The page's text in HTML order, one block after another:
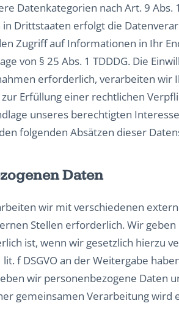
Datenkategorien nach Art. 9
Drittstaaten erfolgt die
Zugriff auf Informationen in Ihr
von § 25 Abs. 1 TDDDG. Die
erforderlich, verarbeiten wir
Erfüllung einer rechtlichen
unseres berechtigten
folgenden Absätzen dieser
Daten
wir mit verschiedenen
Stellen erforderlich. Wir
ist, wenn wir gesetzlich hierzu
f DSGVO an der Weitergabe
wir personenbezogene Daten
gemeinsamen Verarbeitung wird